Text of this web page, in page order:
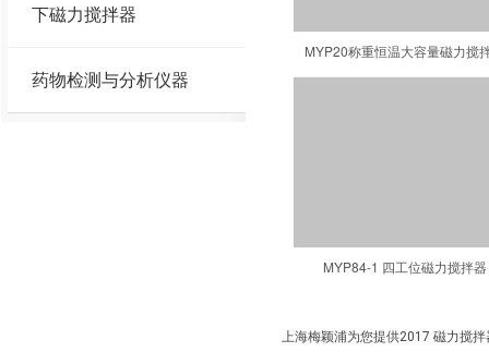
下磁力搅拌器
药物检测与分析仪器
MYP20称重恒温大容量磁力搅
MYP84-1 四工位磁力搅拌器
上海梅颖浦为您提供2017 磁力搅